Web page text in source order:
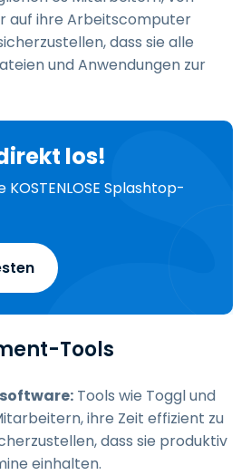
auf ihre Arbeitscomputer
dass sie alle
und Anwendungen zur
los!
KOSTENLOSE Splashtop-
Tools
Tools wie Toggl und
ihre Zeit effizient zu
dass sie produktiv
einhalten.